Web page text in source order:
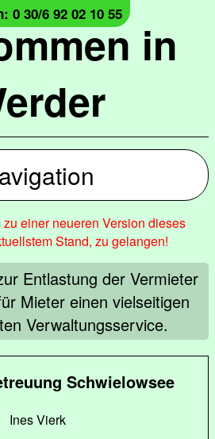
in
0 30/6 92 02 10 55
einer neueren Version dieses
Stand, zu gelangen!
Entlastung der Vermieter
Mieter einen vielseitigen
Verwaltungsservice.
Schwielowsee
Ines Vierk